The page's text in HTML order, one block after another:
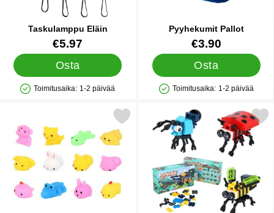
Taskulamppu Eläin
Tuote.nro 86038
€5.97
Osta
Saatavuus: Varastossa
Toimitusaika: 1-2 päivää
Pyyhekumit Pallot
Tuote.nro 25289
€3.90
Osta
Saatavuus: Varastossa
Toimitusaika: 1-2 päivää
Merkitse joustava Eläinlelu suosikiksiMerkitse rakennuspalikat